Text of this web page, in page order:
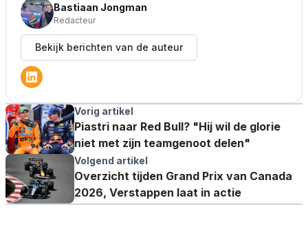
Bastiaan Jongman
Redacteur
Bekijk berichten van de auteur
Vorig artikel
Piastri naar Red Bull? "Hij wil de glorie
niet met zijn teamgenoot delen"
Volgend artikel
Overzicht tijden Grand Prix van Canada
2026, Verstappen laat in actie